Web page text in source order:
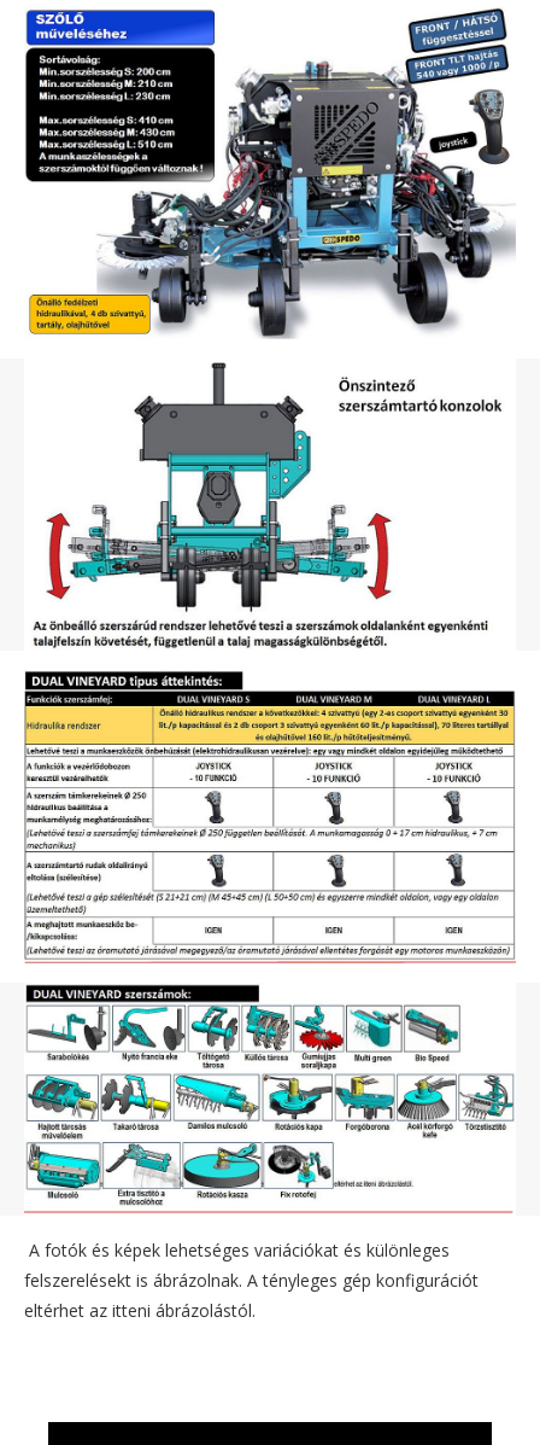
A fotók és képek lehetséges variációkat és különleges
felszerelésekt is ábrázolnak. A tényleges gép konfigurációt
eltérhet az itteni ábrázolástól.